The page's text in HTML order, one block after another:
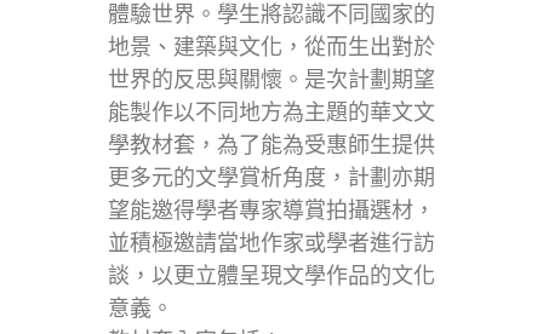
體驗世界。學生將認識不同國家的
地景、建築與文化，從而生出對於
世界的反思與關懷。是次計劃期望
能製作以不同地方為主題的華文文
學教材套，為了能為受惠師生提供
更多元的文學賞析角度，計劃亦期
望能邀得學者專家導賞拍攝選材，
並積極邀請當地作家或學者進行訪
談，以更立體呈現文學作品的文化
意義。